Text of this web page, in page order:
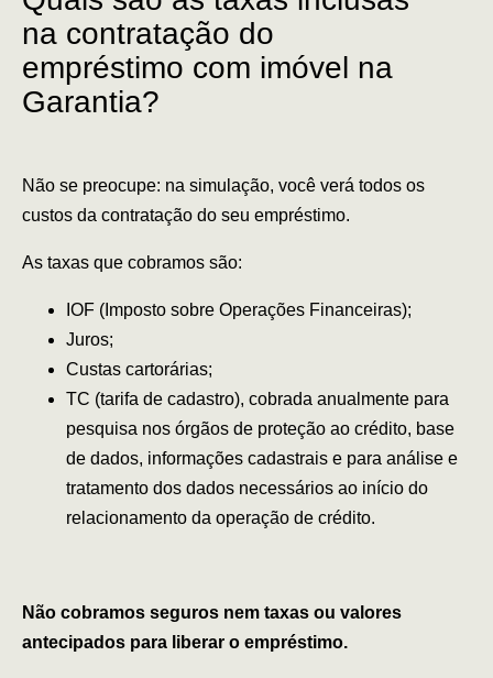
na contratação do
empréstimo com imóvel na
Garantia?
Não se preocupe: na simulação, você verá todos os
custos da contratação do seu empréstimo.
As taxas que cobramos são:
IOF (Imposto sobre Operações Financeiras);
Juros;
Custas cartorárias;
TC (tarifa de cadastro), cobrada anualmente para
pesquisa nos órgãos de proteção ao crédito, base
de dados, informações cadastrais e para análise e
tratamento dos dados necessários ao início do
relacionamento da operação de crédito.
Não cobramos seguros nem taxas ou valores
antecipados para liberar o empréstimo.